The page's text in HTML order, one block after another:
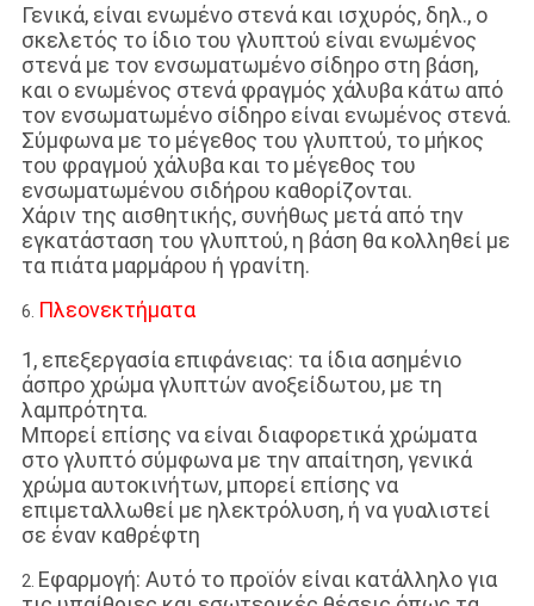
Γενικά, είναι ενωμένο στενά και ισχυρός, δηλ., ο
σκελετός το ίδιο του γλυπτού είναι ενωμένος
στενά με τον ενσωματωμένο σίδηρο στη βάση,
και ο ενωμένος στενά φραγμός χάλυβα κάτω από
τον ενσωματωμένο σίδηρο είναι ενωμένος στενά.
Σύμφωνα με το μέγεθος του γλυπτού, το μήκος
του φραγμού χάλυβα και το μέγεθος του
ενσωματωμένου σιδήρου καθορίζονται.
Χάριν της αισθητικής, συνήθως μετά από την
εγκατάσταση του γλυπτού, η βάση θα κολληθεί με
τα πιάτα μαρμάρου ή γρανίτη.
6. Πλεονεκτήματα
1, επεξεργασία επιφάνειας: τα ίδια ασημένιο
άσπρο χρώμα γλυπτών ανοξείδωτου, με τη
λαμπρότητα.
Μπορεί επίσης να είναι διαφορετικά χρώματα
στο γλυπτό σύμφωνα με την απαίτηση, γενικά
χρώμα αυτοκινήτων, μπορεί επίσης να
επιμεταλλωθεί με ηλεκτρόλυση, ή να γυαλιστεί
σε έναν καθρέφτη
2. Εφαρμογή: Αυτό το προϊόν είναι κατάλληλο για